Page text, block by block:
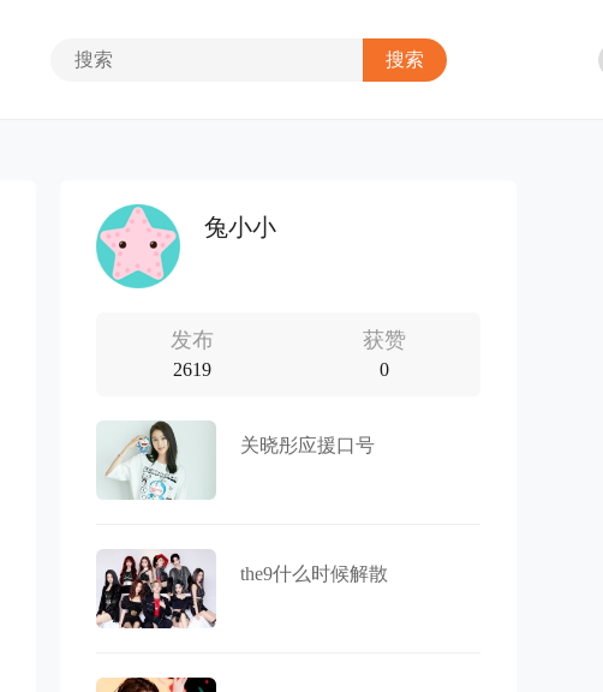
兔小小
发布
2619
获赞
0
关晓彤应援口号
the9什么时候解散